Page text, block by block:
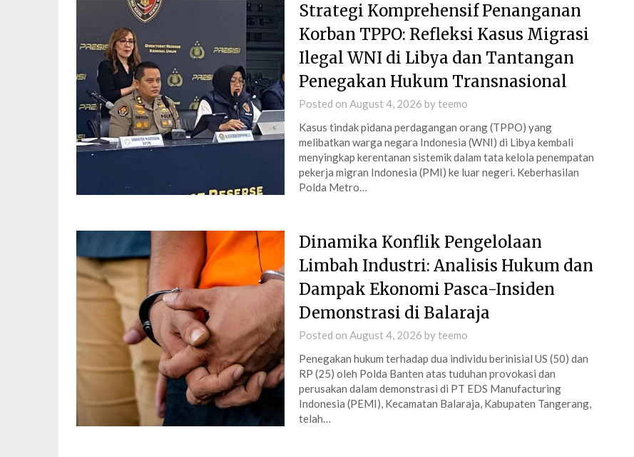
Strategi Komprehensif Penanganan
Korban TPPO: Refleksi Kasus Migrasi
Ilegal WNI di Libya dan Tantangan
Penegakan Hukum Transnasional
Posted on August 4, 2026 byteemo
Kasus tindak pidana perdagangan orang (TPPO) yang
melibatkan warga negara Indonesia (WNI) di Libya kembali
menyingkap kerentanan sistemik dalam tata kelola penempatan
pekerja migran Indonesia (PMI) ke luar negeri. Keberhasilan
Polda Metro…
Dinamika Konflik Pengelolaan
Limbah Industri: Analisis Hukum dan
Dampak Ekonomi Pasca-Insiden
Demonstrasi di Balaraja
Posted on August 4, 2026 byteemo
Penegakan hukum terhadap dua individu berinisial US (50) dan
RP (25) oleh Polda Banten atas tuduhan provokasi dan
perusakan dalam demonstrasi di PT EDS Manufacturing
Indonesia (PEMI), Kecamatan Balaraja, Kabupaten Tangerang,
telah…